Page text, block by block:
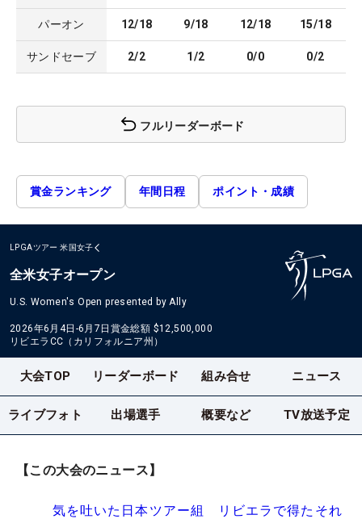
パーオン 12/18 9/18 12/18 15/18
サンドセーブ 2/2 1/2 0/0 0/2
フルリーダーボード
賞金ランキング 年間日程 ポイント・成績
LPGAツアー 米国女子
全米女子オープン
U.S. Women's Open presented by Ally
2026年6月4日-6月7日 賞金総額 $12,500,000
リビエラCC（カリフォルニア州）
大会TOP リーダーボード 組み合せ ニュース
ライブフォト 出場選手 概要など TV放送予定
【この大会のニュース】
気を吐いた日本ツアー組 リビエラで得たそれ